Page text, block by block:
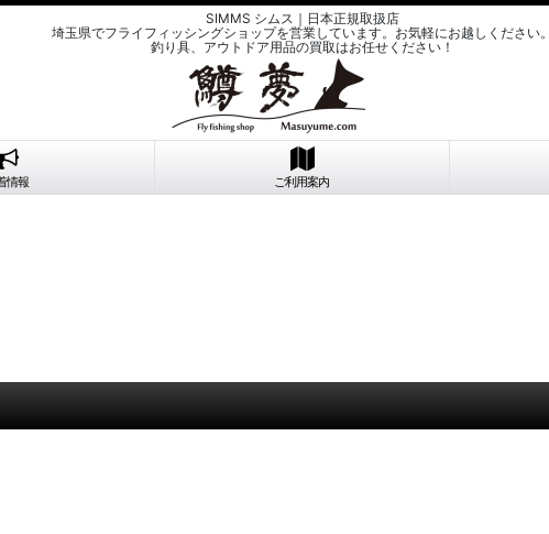
SIMMS シムス｜日本正規取扱店
埼玉県でフライフィッシングショップを営業しています。お気軽にお越しください。
釣り具、アウトドア用品の買取はお任せください！
情報 ご利用案内